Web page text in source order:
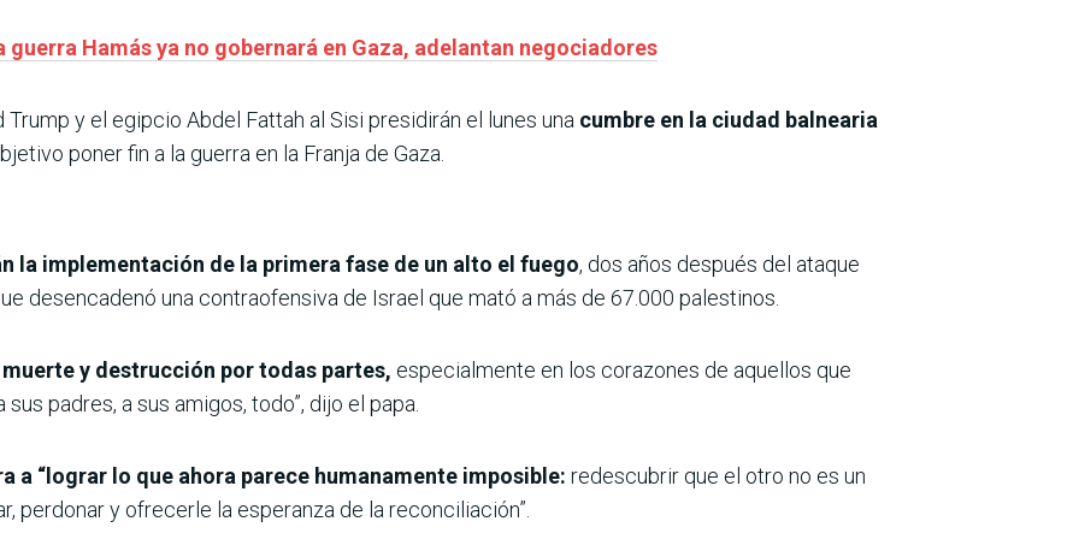
guerra Hamás ya no gobernará en Gaza, adelantan negociadores
y el egipcio Abdel Fattah al Sisi presidirán el lunes una cumbre en la ciudad balnearia
poner fin a la guerra en la Franja de Gaza.
la implementación de la primera fase de un alto el fuego, dos años después del ataque
desencadenó una contraofensiva de Israel que mató a más de 67.000 palestinos.
y destrucción por todas partes, especialmente en los corazones de aquellos que
padres, a sus amigos, todo”, dijo el papa.
a “lograr lo que ahora parece humanamente imposible: redescubrir que el otro no es un
perdonar y ofrecerle la esperanza de la reconciliación”.